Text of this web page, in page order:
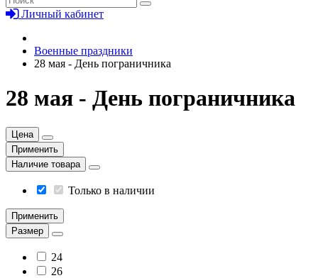
Личный кабинет
Военные праздники
28 мая - День пограничника
28 мая - День пограничника
Цена
Применить
Наличие товара
Только в наличии
Применить
Размер
24
26